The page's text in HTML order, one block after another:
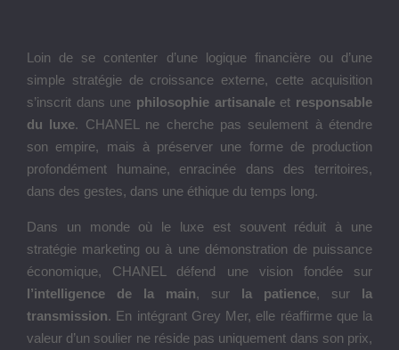
Loin de se contenter d’une logique financière ou d’une
simple stratégie de croissance externe, cette acquisition
s’inscrit dans une philosophie artisanaleet responsable
du luxe. CHANEL ne cherche pas seulement à étendre
son empire, mais à préserver une forme de production
profondément humaine, enracinée dans des territoires,
dans des gestes, dans une éthique du temps long.
Dans un monde où le luxe est souvent réduit à une
stratégie marketing ou à une démonstration de puissance
économique, CHANEL défend une vision fondée sur
l’intelligence de la main, sur la patience, sur la
transmission. En intégrant Grey Mer, elle réaffirme que la
valeur d’un soulier ne réside pas uniquement dans son prix,